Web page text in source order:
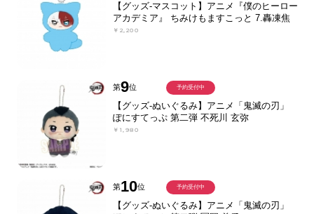
【グッズ-マスコット】アニメ『僕のヒーロー
アカデミア』 ちみけもますこっと 7.轟凍焦
￥2,200
第9位
【グッズ-ぬいぐるみ】アニメ「鬼滅の刃」
ぽにすてっぷ 第二弾 不死川 玄弥
￥1,980
予約受付中
第10位
【グッズ-ぬいぐるみ】アニメ「鬼滅の刃」
予約受付中